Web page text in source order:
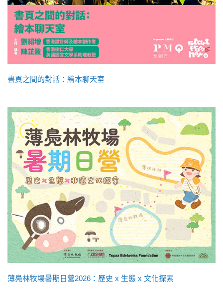
書頁之間的對話：繪本聊天室
薄鳧林牧場暑期日營2026：歷史 x 生態 x 文化探索